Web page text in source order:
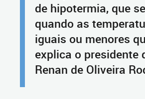
de hipotermia, que
quando as
iguais ou menores
explica o presidente
Renan de Oliveira